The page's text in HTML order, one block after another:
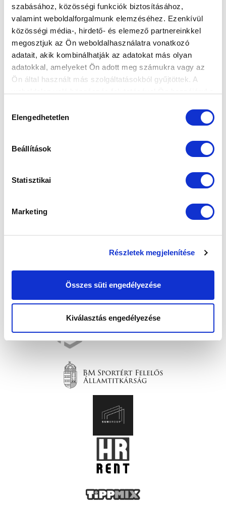
szabásához, közösségi funkciók biztosításához,
valamint weboldalforgalmunk elemzéséhez. Ezenkívül
közösségi média-, hirdető- és elemező partnereinkkel
megosztjuk az Ön weboldalhasználatra vonatkozó
adatait, akik kombinálhatják az adatokat más olyan
adatokkal, amelyeket Ön adott meg számukra vagy az
Ön által használt más szolgáltatásokból gyűjtöttek. A
kiválasztása
Elengedhetetlen
Beállítások
Statisztikai
Marketing
Részletek megjelenítése
Összes süti engedélyezése
Kiválasztás engedélyezése
Elfogadom az
FELIRATKOZOM